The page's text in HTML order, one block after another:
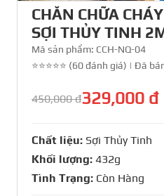
CHĂN CHỮA
SỢI THỦY TINH
Mã sản phẩm: CCH-NQ-04
⭐⭐⭐⭐⭐ (60 đánh giá) | Đã
450,000 đ329,000 đ
Chất liệu: Sợi Thủy Tinh
Khối lượng: 432g
Tình Trạng: Còn Hàng